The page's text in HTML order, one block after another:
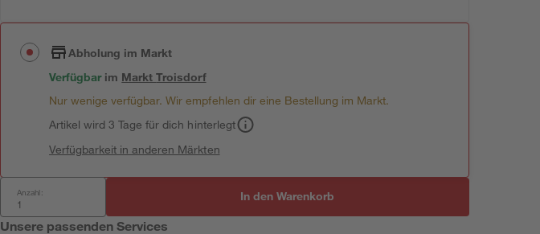
Abholung im Markt
Verfügbar im MarktTroisdorf
Nur wenige verfügbar. Wir empfehlen dir eine Bestellung im Markt.
Artikel wird 3 Tage für dich hinterlegt
Verfügbarkeit in anderen Märkten
Anzahl: In den Warenkorb
Unsere passenden Services